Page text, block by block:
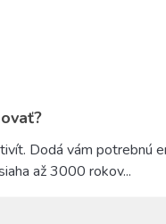
Dodá vám potrebnú
až 3000 rokov...